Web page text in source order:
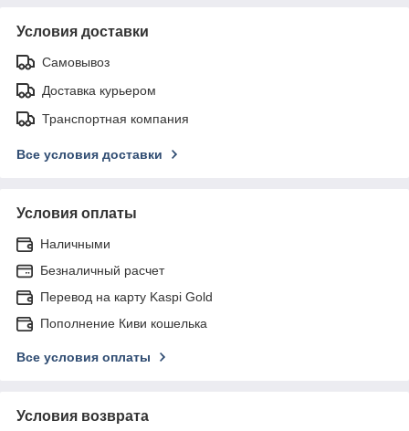
Условия доставки
Самовывоз
Доставка курьером
Транспортная компания
Все условия доставки
Условия оплаты
Наличными
Безналичный расчет
Перевод на карту Kaspi Gold
Пополнение Киви кошелька
Все условия оплаты
Условия возврата